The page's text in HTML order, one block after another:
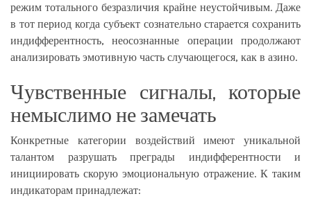
режим тотального безразличия крайне неустойчивым. Даже
в тот период когда субъект сознательно старается сохранить
индифферентность, неосознанные операции продолжают
анализировать эмотивную часть случающегося, как в азино.
Чувственные сигналы, которые
немыслимо не замечать
Конкретные категории воздействий имеют уникальной
талантом разрушать преграды индифферентности и
инициировать скорую эмоциональную отражение. К таким
индикаторам принадлежат: